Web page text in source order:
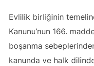
Evlilik birliğinin
Kanunu’nun 166.
boşanma
kanunda ve halk